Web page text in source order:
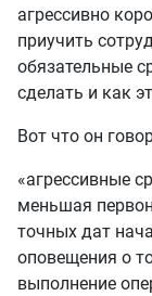
агрессивно
приучить
обязательные
сделать и как
Вот что он
«агрессивные
меньшая
точных дат
оповещения о
выполнение